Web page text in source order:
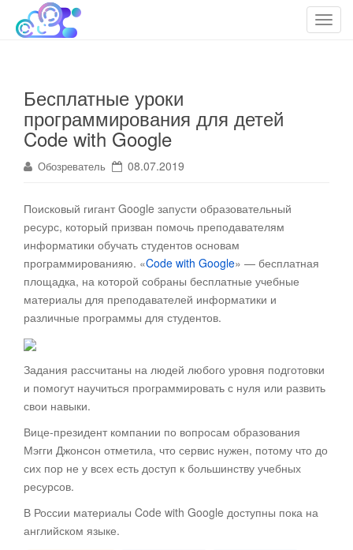
T
Облако технологий
cloudteh.ru
Бесплатные уроки
программирования для детей
Code with Google
Обозреватель 08.07.2019
Поисковый гигант Google запусти образовательный
ресурс, который призван помочь преподавателям
информатики обучать студентов основам
программированияю. «Code with Google» — бесплатная
площадка, на которой собраны бесплатные учебные
материалы для преподавателей информатики и
различные программы для студентов.
Задания рассчитаны на людей любого уровня подготовки
и помогут научиться программировать с нуля или развить
свои навыки.
Вице-президент компании по вопросам образования
Мэгги Джонсон отметила, что сервис нужен, потому что до
сих пор не у всех есть доступ к большинству учебных
ресурсов.
В России материалы Code with Google доступны пока на
английском языке.